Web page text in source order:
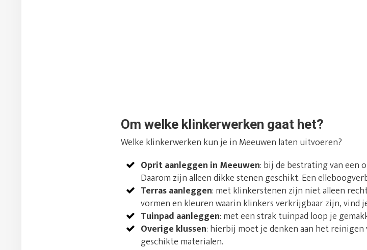
Om welke klinkerwerken gaat het?
Welke klinkerwerken kun je in Meeuwen laten uitvoeren?
Oprit aanleggen in Meeuwen: bij de bestrating van een
Daarom zijn alleen dikke stenen geschikt. Een
Terras aanleggen: met klinkerstenen zijn niet alleen
vormen en kleuren waarin klinkers verkrijgbaar zijn, vind
Tuinpad aanleggen: met een strak tuinpad loop je
Overige klussen: hierbij moet je denken aan het
geschikte materialen.